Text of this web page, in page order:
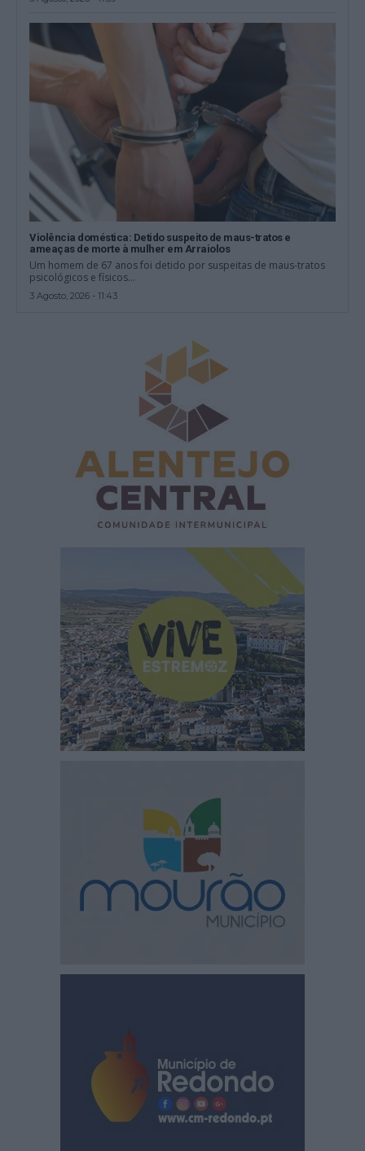
Violência doméstica: Detido suspeito de maus-tratos e
ameaças de morte à mulher em Arraiolos
Um homem de 67 anos foi detido por suspeitas de maus-tratos
psicológicos e físicos...
3 Agosto, 2026 - 11:43